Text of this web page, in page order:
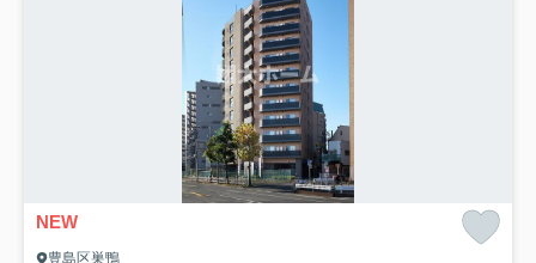
NEW
豊島区巣鴨